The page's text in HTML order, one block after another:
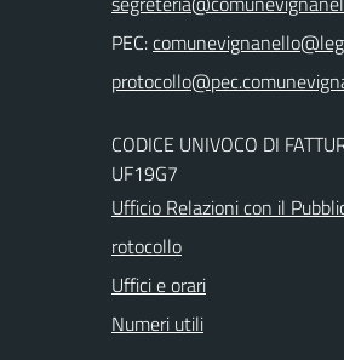
PEC:
CODICE UNIVOCO DI
UF19G7
Ufficio Relazioni con il
rotocollo
Uffici e orari
Numeri utili